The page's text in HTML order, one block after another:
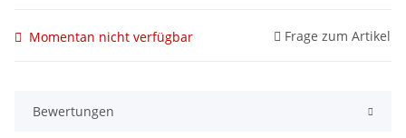
Momentan nicht verfügbar Frage zum Artikel
Bewertungen